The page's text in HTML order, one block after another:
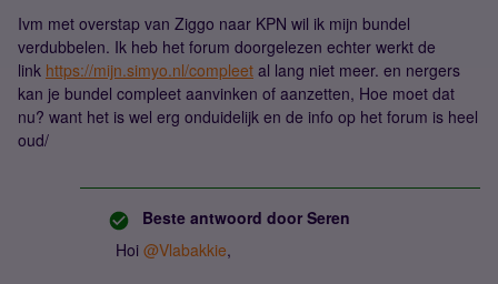
Ivm met overstap van Ziggo naar KPN wil ik mijn bundel
verdubbelen. Ik heb het forum doorgelezen echter werkt de
link https://mijn.simyo.nl/compleet al lang niet meer. en nergers
kan je bundel compleet aanvinken of aanzetten, Hoe moet dat
nu? want het is wel erg onduidelijk en de info op het forum is heel
oud/
Beste antwoord door Seren
Hoi @Vlabakkie,